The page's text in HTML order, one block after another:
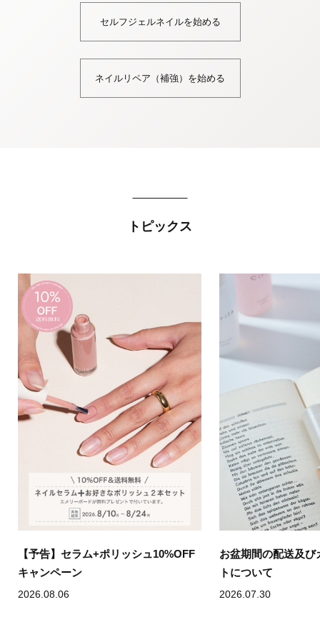
セルフジェルネイルを始める
ネイルリペア（補強）を始める
トピックス
【予告】セラム+ポリッシュ10%OFF
キャンペーン
2026.08.06
お盆期間の配送及び
トについて
2026.07.30